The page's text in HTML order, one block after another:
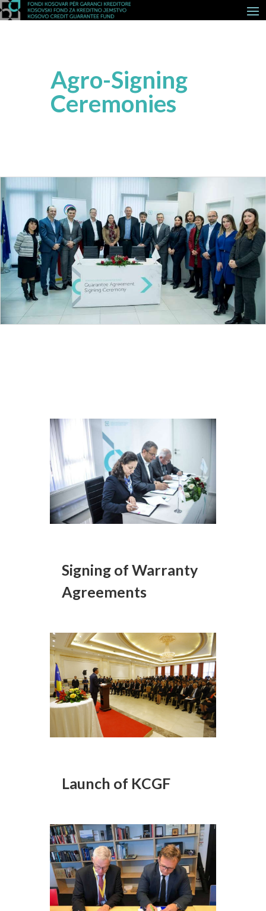
Agro-Signing
Ceremonies
Signing of Warranty
Agreements
Launch of KCGF